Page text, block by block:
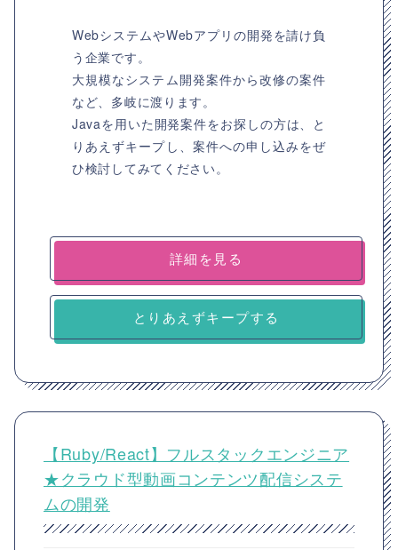
WebシステムやWebアプリの開発を請け負
う企業です。
大規模なシステム開発案件から改修の案件
など、多岐に渡ります。
Javaを用いた開発案件をお探しの方は、と
りあえずキープし、案件への申し込みをぜ
ひ検討してみてください。
詳細を見る
とりあえずキープする
【Ruby/React】フルスタックエンジニア
★クラウド型動画コンテンツ配信システ
ムの開発